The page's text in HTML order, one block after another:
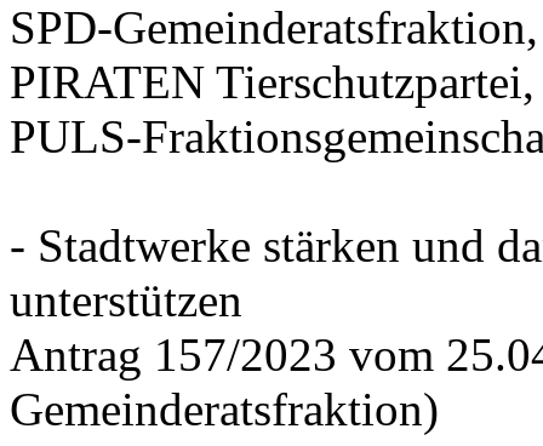
SPD-
PIRATEN Tierschutzpartei,
PULS-
- Stadtwerke stärken und
unterstützen
Antrag 157/2023 vom
Gemeinderatsfraktion)